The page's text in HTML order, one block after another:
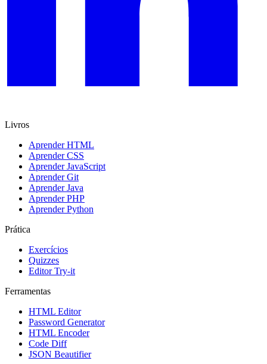
Livros
Aprender HTML
Aprender CSS
Aprender JavaScript
Aprender Git
Aprender Java
Aprender PHP
Aprender Python
Prática
Exercícios
Quizzes
Editor Try-it
Ferramentas
HTML Editor
Password Generator
HTML Encoder
Code Diff
JSON Beautifier